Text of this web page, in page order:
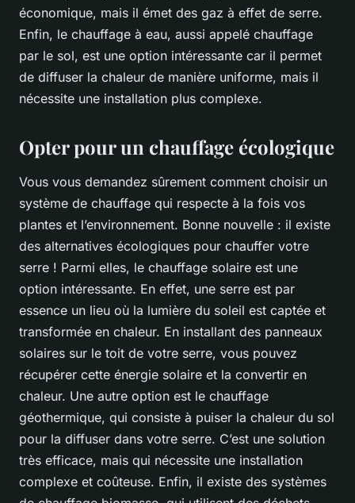
économique, mais il émet des gaz à effet de serre.
Enfin, le chauffage à eau, aussi appelé chauffage
par le sol, est une option intéressante car il permet
de diffuser la chaleur de manière uniforme, mais il
nécessite une installation plus complexe.
Opter pour un chauffage écologique
Vous vous demandez sûrement comment choisir un
système de chauffage qui respecte à la fois vos
plantes et l’environnement. Bonne nouvelle : il existe
des alternatives écologiques pour chauffer votre
serre ! Parmi elles, le chauffage solaire est une
option intéressante. En effet, une serre est par
essence un lieu où la lumière du soleil est captée et
transformée en chaleur. En installant des panneaux
solaires sur le toit de votre serre, vous pouvez
récupérer cette énergie solaire et la convertir en
chaleur. Une autre option est le chauffage
géothermique, qui consiste à puiser la chaleur du sol
pour la diffuser dans votre serre. C’est une solution
très efficace, mais qui nécessite une installation
complexe et coûteuse. Enfin, il existe des systèmes